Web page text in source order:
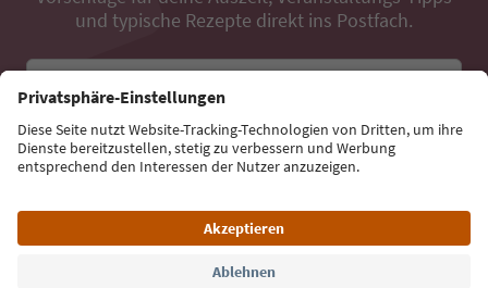
und typische Rezepte direkt ins Postfach.
Jetzt anmelden